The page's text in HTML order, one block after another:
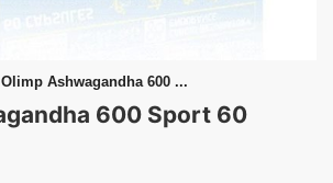
Olimp Ashwagandha 600 ...
600 Sport 60